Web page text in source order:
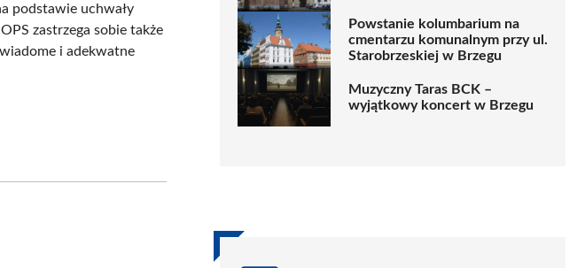
podstawie uchwały
zastrzega sobie także
i adekwatne
Powstanie kolumbarium na
cmentarzu komunalnym przy ul.
Starobrzeskiej w Brzegu
Muzyczny Taras BCK –
wyjątkowy koncert w Brzegu